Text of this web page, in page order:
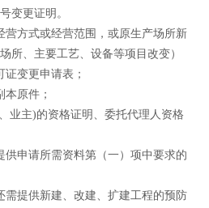
变更证明。
方式或经营范围，或原生产场所新
所、主要工艺、设备等项目改变）
变更申请表；
原件；
主)的资格证明、委托代理人资格
申请所需资料第（一）项中要求的
提供新建、改建、扩建工程的预防